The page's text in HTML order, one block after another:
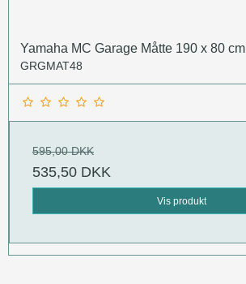
Yamaha MC Garage Måtte 190 x 80 cm
GRGMAT48
595,00 DKK
535,50 DKK
Vis produkt